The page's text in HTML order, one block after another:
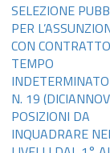
SELEZIONE
PER
CON
TEMPO
N. 19
POSIZIONI DA
INQUADRARE NEI